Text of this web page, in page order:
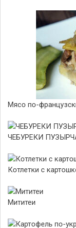
Мясо по-
ЧЕБУРЕКИ
Котлетки с
Мититеи